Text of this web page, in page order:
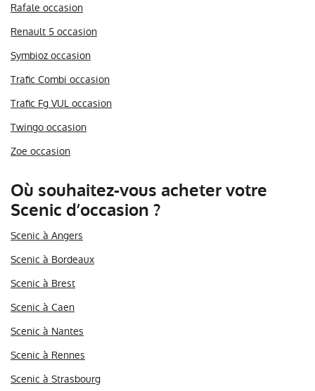
Rafale occasion
Renault 5 occasion
Symbioz occasion
Trafic Combi occasion
Trafic Fg VUL occasion
Twingo occasion
Zoe occasion
Où souhaitez-vous acheter votre
Scenic d’occasion ?
Scenic à Angers
Scenic à Bordeaux
Scenic à Brest
Scenic à Caen
Scenic à Nantes
Scenic à Rennes
Scenic à Strasbourg